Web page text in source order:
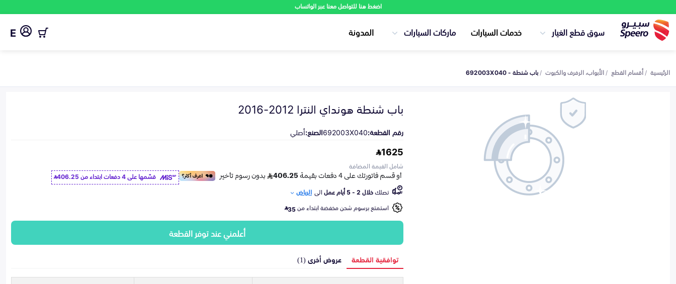
اضغط هنا للتواصل معنا عبر الواتساب
سوق قطع الغيار خدمات السيارات ماركات السيارات المدونة E
الرئيسية أقسام القطع الأبواب، الرفرف والكبوت باب شنطة - 692003X040
باب شنطة هونداي النترا 2012-2016
رقم القطعة:692003X040الصنع:أصلي
1625
شامل القيمة المضافة
قسّمها على 4 دفعات ابتداء من
406.25
تصلكخلال 2 - 5 أيام عمل الى الرياض
استمتع برسوم شحن مخفضة ابتداء من35
أعلمني عند توفر القطعة
توافقية القطعة عروض أخرى (1)